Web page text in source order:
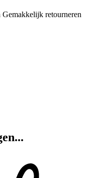
Gemakkelijk retourneren